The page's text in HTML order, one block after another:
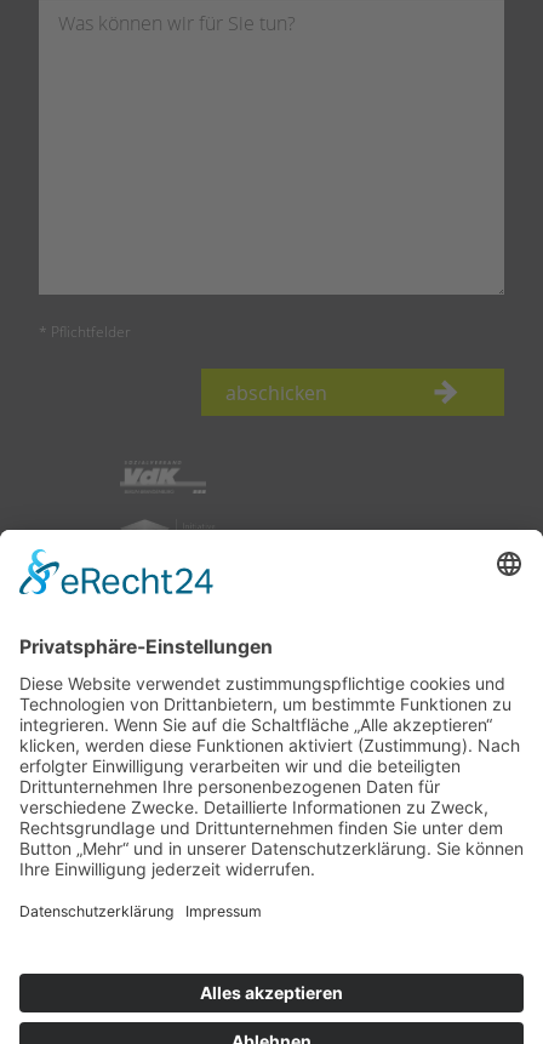
* Pflichtfelder
abschicken
nach oben
Impressum|Datenschutz